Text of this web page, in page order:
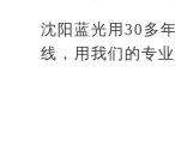
每年为500余家
服务，“蓝光”